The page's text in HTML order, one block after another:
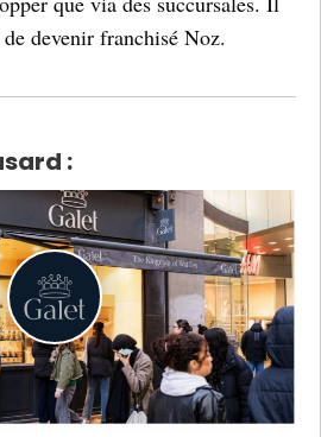
devenir franchisé Noz.
: